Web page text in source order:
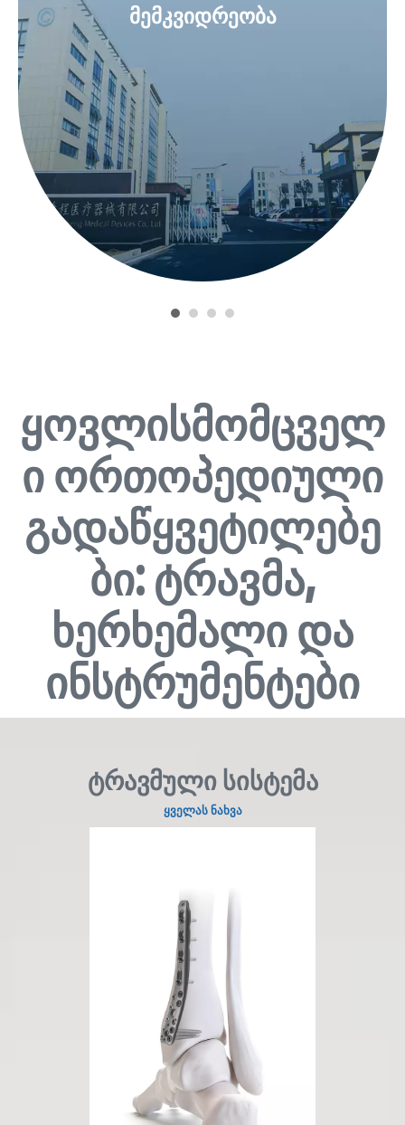
მემკვიდრეობა
ყოვლისმომცველ
ი ორთოპედიული
გადაწყვეტილებე
ბი: ტრავმა,
ხერხემალი და
ინსტრუმენტები
ტრავმული სისტემა
ყველას ნახვა